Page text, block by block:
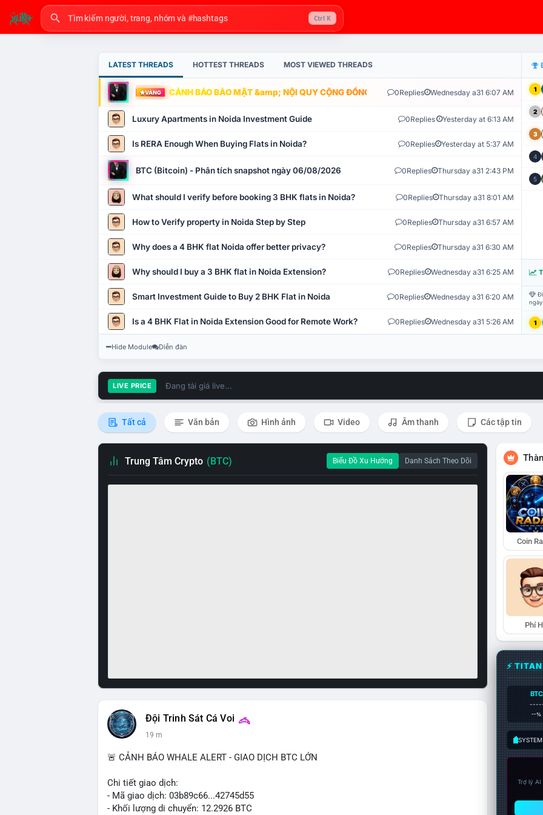
Ctrl K
LATEST THREADS HOTTEST THREADS MOST VIEWED THREADS
VÀNG CẢNH BÁO BẢO MẬT &amp; NỘI QUY CỘNG ĐỒNG VLIKE.VN: HỆ THỐNG GIÁM SÁT TỰ
0Replies Wednesday a31 6:07 AM
Luxury Apartments in Noida Investment Guide 0Replies Yesterday at 6:13 AM
Is RERA Enough When Buying Flats in Noida? 0Replies Yesterday at 5:37 AM
BTC (Bitcoin) - Phân tích snapshot ngày 06/08/2026 0Replies Thursday a31 2:43 PM
What should I verify before booking 3 BHK flats in Noida? 0Replies Thursday a31 8:01 AM
How to Verify property in Noida Step by Step 0Replies Thursday a31 6:57 AM
Why does a 4 BHK flat Noida offer better privacy? 0Replies Thursday a31 6:30 AM
Why should I buy a 3 BHK flat in Noida Extension? 0Replies Wednesday a31 6:25 AM
Smart Investment Guide to Buy 2 BHK Flat in Noida 0Replies Wednesday a31 6:20 AM
Is a 4 BHK Flat in Noida Extension Good for Remote Work? 0Replies Wednesday a31 5:26 AM
1
2
3
4
5
1
Hide Module Diễn đàn
LIVE PRICE Đang tải giá live...
Tất cả Văn bản Hình ảnh Video Âm thanh Các tập tin
Trung Tâm Crypto (BTC) Biểu Đồ Xu Hướng Danh Sách Theo Dõi
Đội Trinh Sát Cá Voi
19 m
🚨 CẢNH BÁO WHALE ALERT - GIAO DỊCH BTC LỚN
Chi tiết giao dịch:
- Mã giao dịch: 03b89c66...42745d55
- Khối lượng di chuyển: 12.2926 BTC
Coin
Phí
⚡
BTC
--%
Trợ lý